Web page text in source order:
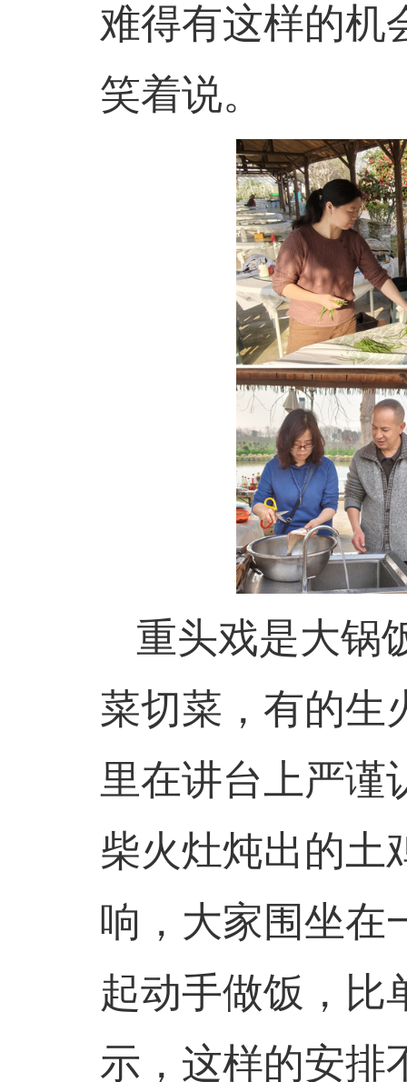
难得有这样的机
笑着说。
重头戏是大锅
菜切菜，有的生
里在讲台上严谨
柴火灶炖出的土
响，大家围坐在
起动手做饭，比
示，这样的安排